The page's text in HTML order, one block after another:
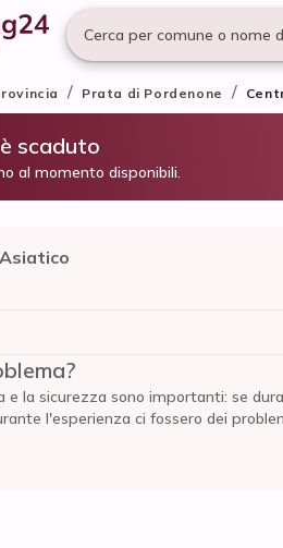
Cerca per comune o nome
/ Prata di Pordenone /
scaduto
al momento disponibili.
e la sicurezza sono importanti: se
l'esperienza ci fossero dei